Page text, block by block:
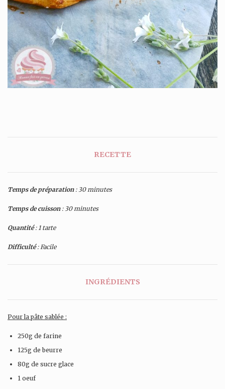
RECETTE
Temps de préparation: 30 minutes
Temps de cuisson: 30 minutes
Quantité: 1 tarte
Difficulté: Facile
INGRÉDIENTS
Pour la pâte sablée :
250g de farine
125g de beurre
80g de sucre glace
1 oeuf